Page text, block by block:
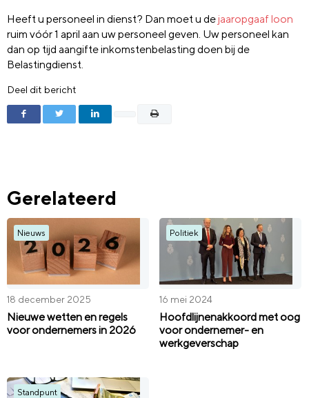
Heeft u personeel in dienst? Dan moet u dejaaropgaaf loon
ruim vóór 1 april aan uw personeel geven. Uw personeel kan
dan op tijd aangifte inkomstenbelasting doen bij de
Belastingdienst.
Deel dit bericht
Gerelateerd
Nieuws
18 december 2025
Nieuwe wetten en regels
voor ondernemers in 2026
Politiek
16 mei 2024
Hoofdlijnenakkoord met oog
voor ondernemer- en
werkgeverschap
Standpunt